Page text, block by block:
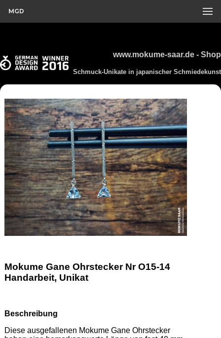
MGD
www.mokume-saar.de - Shop
Schmuck-Unikate in japanischer Schmiedekunst
Mokume Gane Ohrstecker Nr O15-14
Handarbeit, Unikat
Beschreibung
Diese ausgefallenen Mokume Gane Ohrstecker